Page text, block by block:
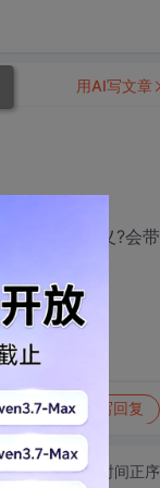
有实际的意义?会带
写回复
用AI写文章
切换为时间正序